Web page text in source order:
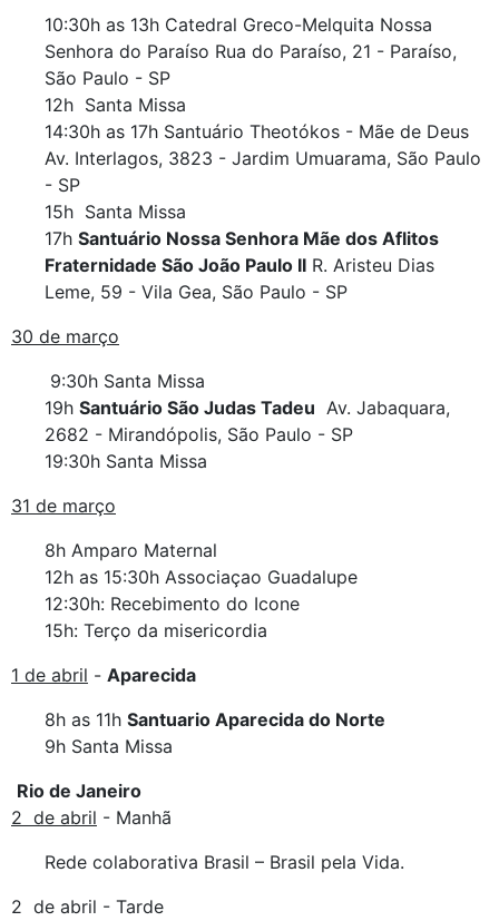
10:30h as 13h Catedral Greco-Melquita Nossa
Senhora do Paraíso Rua do Paraíso, 21 - Paraíso,
São Paulo - SP
12h Santa Missa
14:30h as 17h Santuário Theotókos - Mãe de Deus
Av. Interlagos, 3823 - Jardim Umuarama, São Paulo
- SP
15h Santa Missa
17h Santuário Nossa Senhora Mãe dos Aflitos
Fraternidade São João Paulo II R. Aristeu Dias
Leme, 59 - Vila Gea, São Paulo - SP
30 de março
9:30h Santa Missa
19h Santuário São Judas Tadeu Av. Jabaquara,
2682 - Mirandópolis, São Paulo - SP
19:30h Santa Missa
31 de março
8h Amparo Maternal
12h as 15:30h Associaçao Guadalupe
12:30h: Recebimento do Icone
15h: Terço da misericordia
1 de abril - Aparecida
8h as 11h Santuario Aparecida do Norte
9h Santa Missa
Rio de Janeiro
2 de abril - Manhã
Rede colaborativa Brasil – Brasil pela Vida.
2 de abril - Tarde